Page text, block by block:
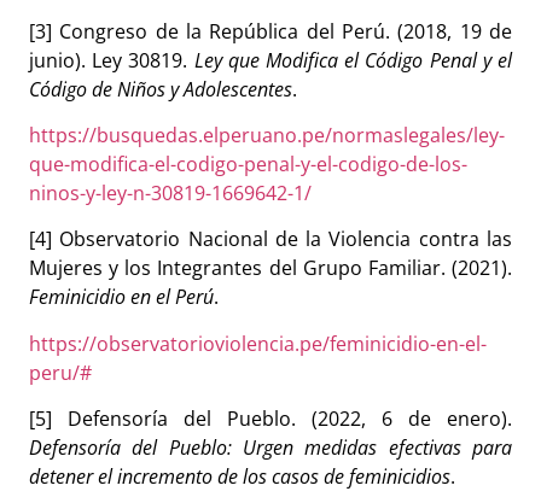
[3] Congreso de la República del Perú. (2018, 19 de
junio). Ley 30819. Ley que Modifica el Código Penal y el
Código de Niños y Adolescentes.
https://busquedas.elperuano.pe/normaslegales/ley-
que-modifica-el-codigo-penal-y-el-codigo-de-los-
ninos-y-ley-n-30819-1669642-1/
[4] Observatorio Nacional de la Violencia contra las
Mujeres y los Integrantes del Grupo Familiar. (2021).
Feminicidio en el Perú.
https://observatorioviolencia.pe/feminicidio-en-el-
peru/#
[5] Defensoría del Pueblo. (2022, 6 de enero).
Defensoría del Pueblo: Urgen medidas efectivas para
detener el incremento de los casos de feminicidios.